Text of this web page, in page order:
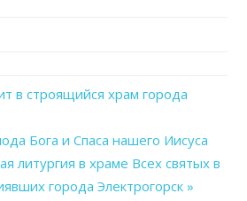
в строящийся храм города
Бога и Спаса нашего Иисуса
литургия в храме Всех святых в
города Электрогорск